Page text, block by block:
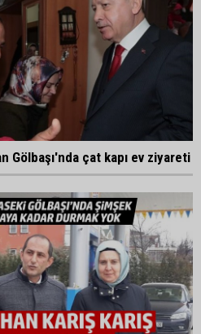
Gölbaşı'nda çat kapı ev ziyareti